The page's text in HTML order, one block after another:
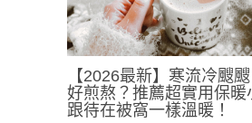
【2026最新】寒流冷颼
好煎熬？推薦超實用保暖
跟待在被窩一樣溫暖！